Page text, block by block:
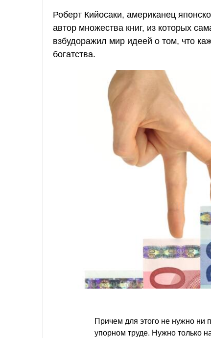
Роберт Кийосаки, американец
автор множества книг, из которых
взбудоражил мир идеей о том, что
богатства.
Причем для этого не нужно ни
упорном труде. Нужно только